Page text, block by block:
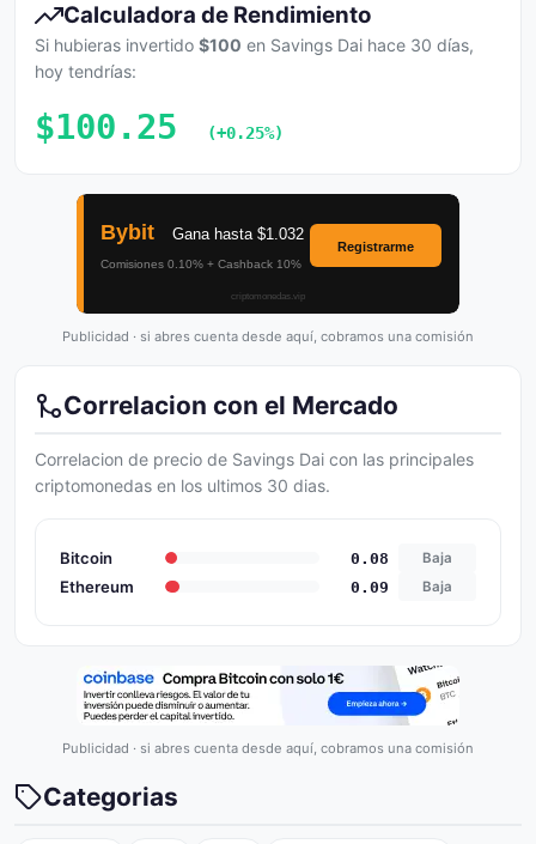
Calculadora de Rendimiento
Si hubieras invertido $100 en Savings Dai hace 30 días,
hoy tendrías:
$100.25 (+0.25%)
Publicidad · si abres cuenta desde aquí, cobramos una comisión
Correlacion con el Mercado
Correlacion de precio de Savings Dai con las principales
criptomonedas en los ultimos 30 dias.
Bitcoin 0.08 Baja
Ethereum 0.09 Baja
Publicidad · si abres cuenta desde aquí, cobramos una comisión
Categorias